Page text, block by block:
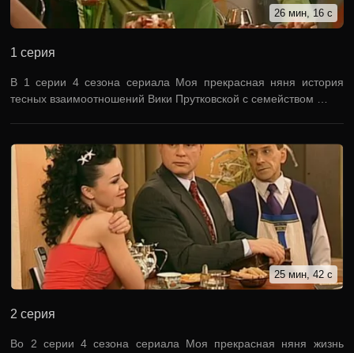
26 мин, 16 с
1 серия
В 1 серии 4 сезона сериала Моя прекрасная няня история
тесных взаимоотношений Вики Прутковской с семейством …
25 мин, 42 с
2 серия
Во 2 серии 4 сезона сериала Моя прекрасная няня жизнь